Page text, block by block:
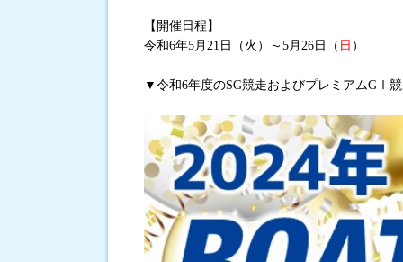
【開催日程】
令和6年5月21日（火）～5月26日（ 日 ）
▼令和6年度のSG競走およびプレミアムGⅠ